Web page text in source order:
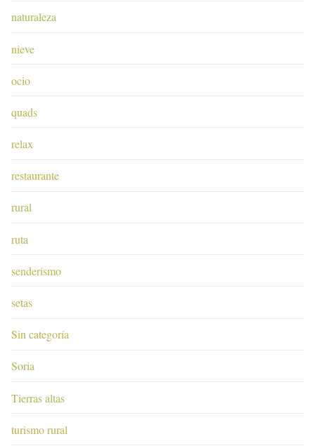
naturaleza
nieve
ocio
quads
relax
restaurante
rural
ruta
senderismo
setas
Sin categoría
Soria
Tierras altas
turismo rural